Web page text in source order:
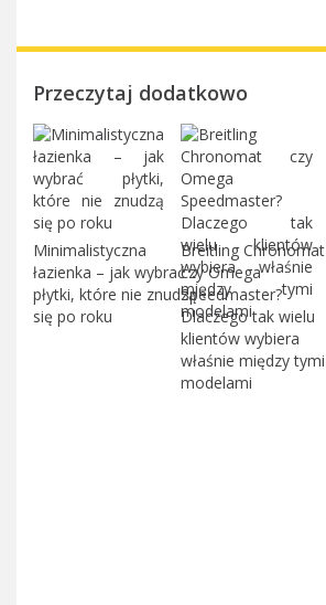
Przeczytaj dodatkowo
Minimalistyczna
łazienka – jak wybrać
płytki, które nie znudzą
się po roku
Breitling Chronomat
czy Omega
Speedmaster?
Dlaczego tak wielu
klientów wybiera
właśnie między tymi
modelami